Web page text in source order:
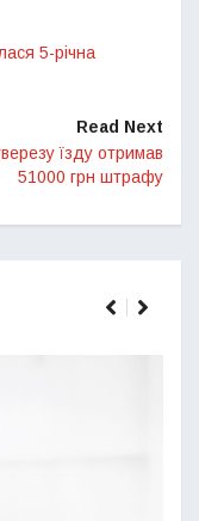
5-річна
Read Next
їзду отримав
51000 грн штрафу